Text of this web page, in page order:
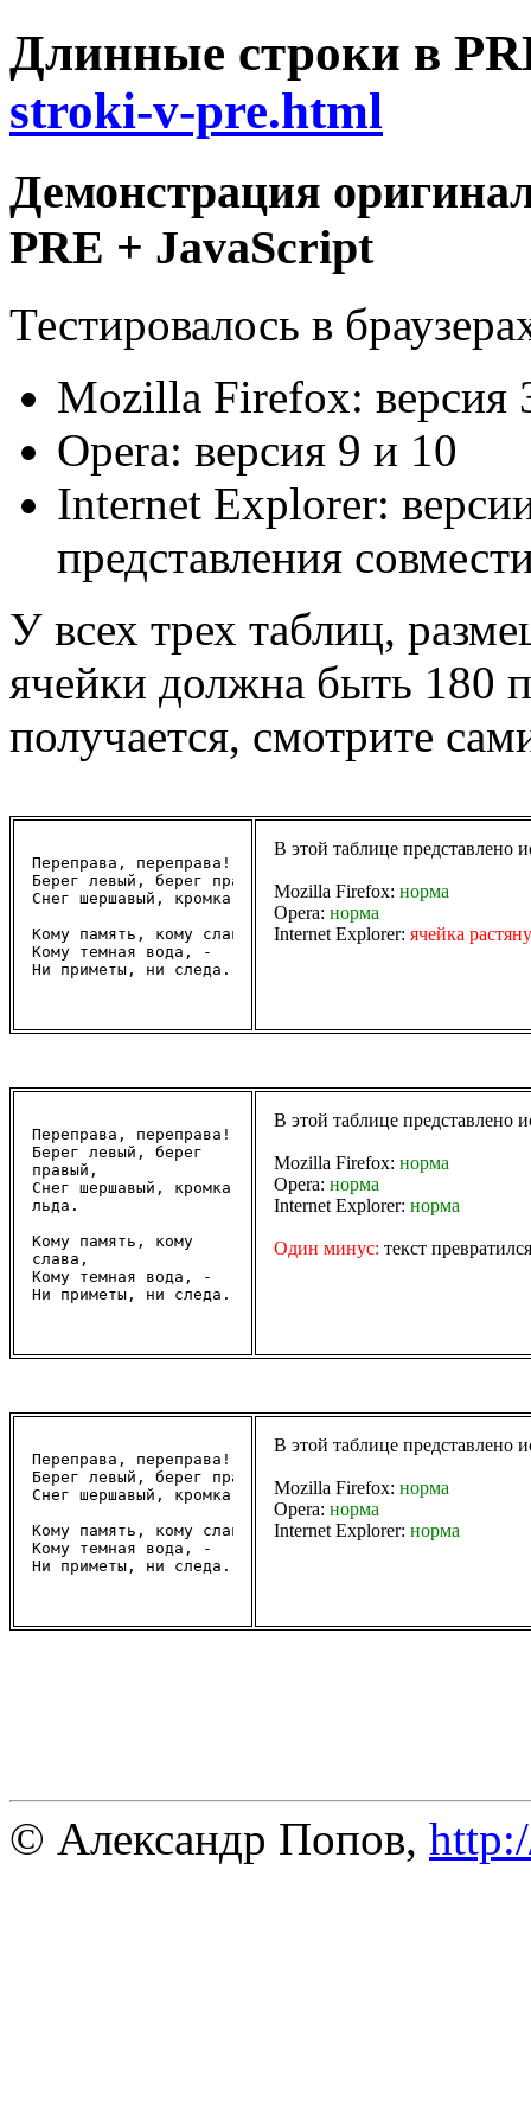
Длинные строки в
stroki-v-pre.html
Демонстрация
PRE + JavaScript
Тестировалось в
Mozilla Firefox: версия
Opera: версия 9 и 10
Internet Explorer:
представления
У всех трех таблиц,
ячейки должна быть 180
получается, смотрите
Переправа, переправа!
Берег левый, берег правый,
Снег шершавый, кромка льда.
Кому память, кому слава,
Кому темная вода, -
Ни приметы, ни следа.
В этой таблице представлено
Mozilla Firefox: норма
Opera: норма
Internet Explorer: ячейка
Переправа, переправа!
Берег левый, берег
правый,
Снег шершавый, кромка
льда.
Кому память, кому
слава,
Кому темная вода, -
Ни приметы, ни следа.
В этой таблице представлено
Mozilla Firefox: норма
Opera: норма
Internet Explorer: норма
Один минус: текст
Переправа, переправа!
Берег левый, берег правый,
Снег шершавый, кромка льда.
Кому память, кому слава,
Кому темная вода, -
Ни приметы, ни следа.
В этой таблице представлено
Mozilla Firefox: норма
Opera: норма
Internet Explorer: норма
© Александр Попов,